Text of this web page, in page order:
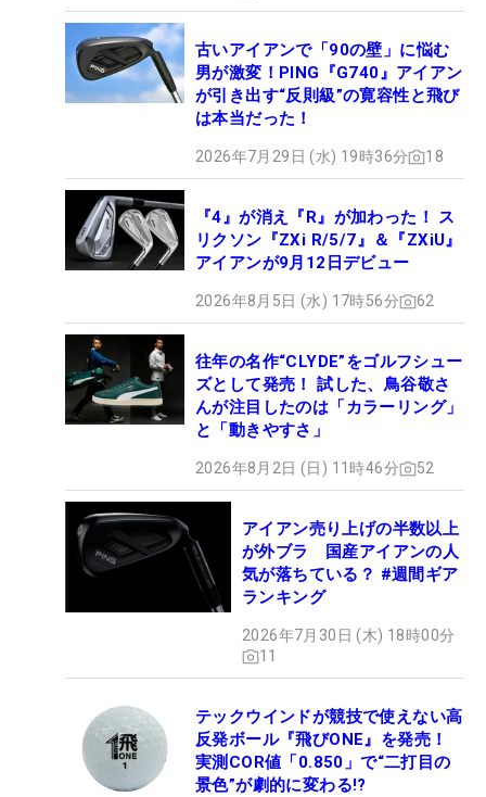
古いアイアンで「90の壁」に悩む
男が激変！PING『G740』アイアン
が引き出す“反則級”の寛容性と飛び
は本当だった！
2026年7月29日 (水) 19時36分 18
『4』が消え『R』が加わった！ ス
リクソン『ZXi R/5/7』＆『ZXiU』
アイアンが9月12日デビュー
2026年8月5日 (水) 17時56分 62
往年の名作“CLYDE”をゴルフシュー
ズとして発売！ 試した、鳥谷敬さ
んが注目したのは「カラーリング」
と「動きやすさ」
2026年8月2日 (日) 11時46分 52
アイアン売り上げの半数以上
が外ブラ 国産アイアンの人
気が落ちている？ #週間ギア
ランキング
2026年7月30日 (木) 18時00分
11
テックウインドが競技で使えない高
反発ボール『飛びONE』を発売！
実測COR値「0.850」で“二打目の
景色”が劇的に変わる!?